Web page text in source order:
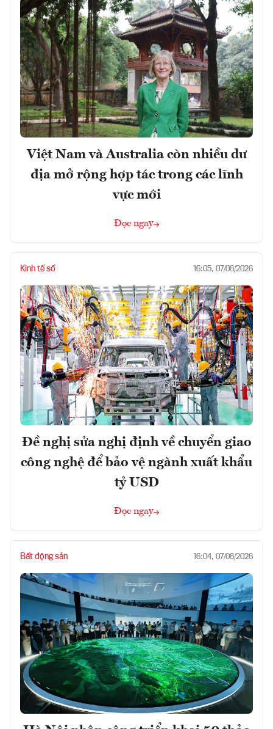
Việt Nam và Australia còn nhiều dư
địa mở rộng hợp tác trong các lĩnh
vực mới
Đọc ngay
Kinh tế số 16:05, 07/08/2026
Đề nghị sửa nghị định về chuyển giao
công nghệ để bảo vệ ngành xuất khẩu
tỷ USD
Đọc ngay
Bất động sản 16:04, 07/08/2026